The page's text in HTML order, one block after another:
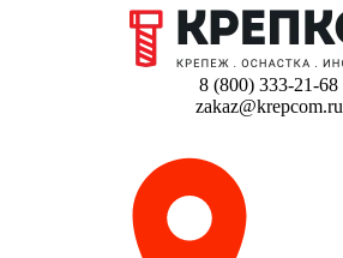
8 (800) 333-21-68
zakaz@krepcom.ru